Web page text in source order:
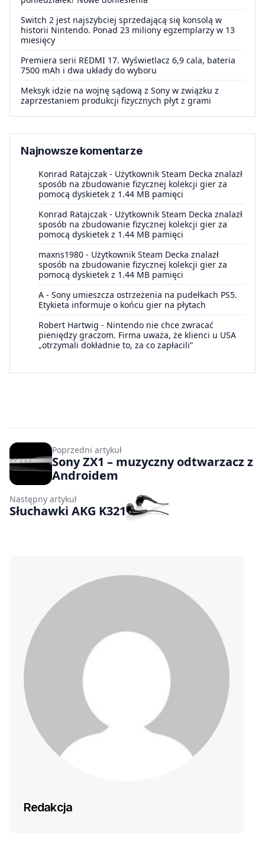
Switch 2 jest najszybciej sprzedającą się konsolą w
historii Nintendo. Ponad 23 miliony egzemplarzy w 13
miesięcy
Premiera serii REDMI 17. Wyświetlacz 6,9 cala, bateria
7500 mAh i dwa układy do wyboru
Meksyk idzie na wojnę sądową z Sony w związku z
zaprzestaniem produkcji fizycznych płyt z grami
Najnowsze komentarze
Konrad Ratajczak - Użytkownik Steam Decka znalazł
sposób na zbudowanie fizycznej kolekcji gier za
pomocą dyskietek z 1.44 MB pamięci
Konrad Ratajczak - Użytkownik Steam Decka znalazł
sposób na zbudowanie fizycznej kolekcji gier za
pomocą dyskietek z 1.44 MB pamięci
maxns1980 - Użytkownik Steam Decka znalazł
sposób na zbudowanie fizycznej kolekcji gier za
pomocą dyskietek z 1.44 MB pamięci
A - Sony umieszcza ostrzeżenia na pudełkach PS5.
Etykieta informuje o końcu gier na płytach
Robert Hartwig - Nintendo nie chce zwracać
pieniędzy graczom. Firma uważa, że klienci u USA
„otrzymali dokładnie to, za co zapłacili”
Poprzedni artykuł
Sony ZX1 – muzyczny odtwarzacz z
Androidem
Następny artykuł
Słuchawki AKG K321
Redakcja